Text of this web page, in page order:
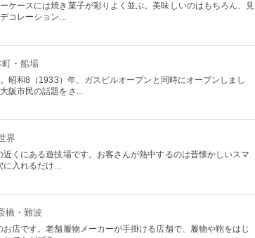
ケースには焼き菓子が彩りよく並ぶ。美味しいのはもちろん、見
コレーション...
・船場
昭和8（1933）年、ガスビルオープンと同時にオープンしまし
阪市民の話題をさ...
界
くにある遊技場です。お客さんが熱中するのは昔懐かしいスマ
に入れるだけ...
橋・難波
店です。老舗履物メーカーが手掛ける店舗で、履物や鞄をはじ